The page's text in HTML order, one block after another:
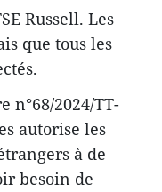
Russell. Les
que tous les
n°68/2024/TT-
autorise les
à de
besoin de